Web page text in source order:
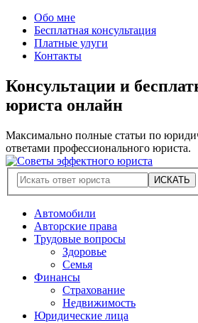
Обо мне
Бесплатная консультация
Платные улуги
Контакты
Консультации и
юриста онлайн
Максимально полные статьи по
ответами профессионального юриста.
Автомобили
Авторские права
Трудовые вопросы
Здоровье
Семья
Финансы
Страхование
Недвижимость
Юридические лица